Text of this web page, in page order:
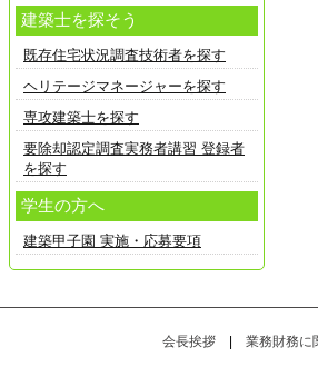
建築士を探そう
既存住宅状況調査技術者を探す
ヘリテージマネージャーを探す
専攻建築士を探す
要除却認定調査実務者講習 登録者
を探す
学生の方へ
建築甲子園 実施・応募要項
会長挨拶| 業務財務に